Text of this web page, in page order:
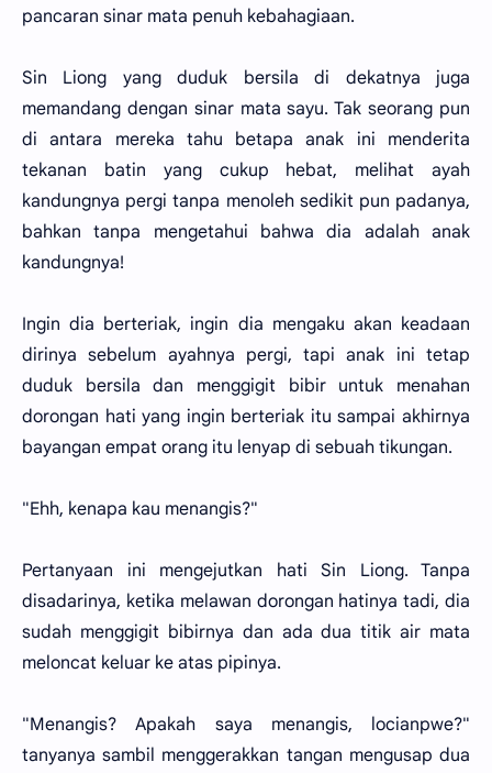
pancaran sinar mata penuh kebahagiaan.
Sin Liong yang duduk bersila di dekatnya juga
memandang dengan sinar mata sayu. Tak seorang pun
di antara mereka tahu betapa anak ini menderita
tekanan batin yang cukup hebat, melihat ayah
kandungnya pergi tanpa menoleh sedikit pun padanya,
bahkan tanpa mengetahui bahwa dia adalah anak
kandungnya!
Ingin dia berteriak, ingin dia mengaku akan keadaan
dirinya sebelum ayahnya pergi, tapi anak ini tetap
duduk bersila dan menggigit bibir untuk menahan
dorongan hati yang ingin berteriak itu sampai akhirnya
bayangan empat orang itu lenyap di sebuah tikungan.
"Ehh, kenapa kau menangis?"
Pertanyaan ini mengejutkan hati Sin Liong. Tanpa
disadarinya, ketika melawan dorongan hatinya tadi, dia
sudah menggigit bibirnya dan ada dua titik air mata
meloncat keluar ke atas pipinya.
"Menangis? Apakah saya menangis, locianpwe?"
tanyanya sambil menggerakkan tangan mengusap dua